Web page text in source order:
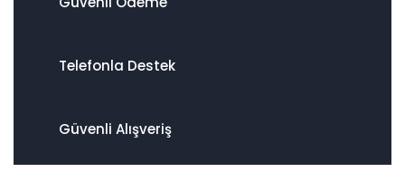
Telefonla Destek
Güvenli Alışveriş